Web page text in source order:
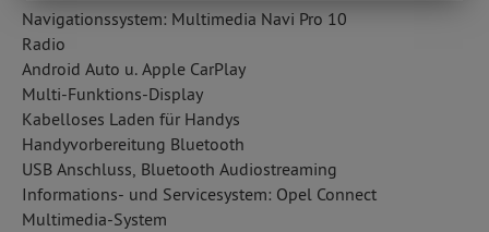
Navigationssystem: Multimedia Navi Pro 10
Radio
Android Auto u. Apple CarPlay
Multi-Funktions-Display
Kabelloses Laden für Handys
Handyvorbereitung Bluetooth
USB Anschluss, Bluetooth Audiostreaming
Informations- und Servicesystem: Opel Connect
Multimedia-System